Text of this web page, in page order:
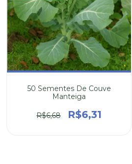
50 Sementes De Couve
Manteiga
R$6,68 R$6,31